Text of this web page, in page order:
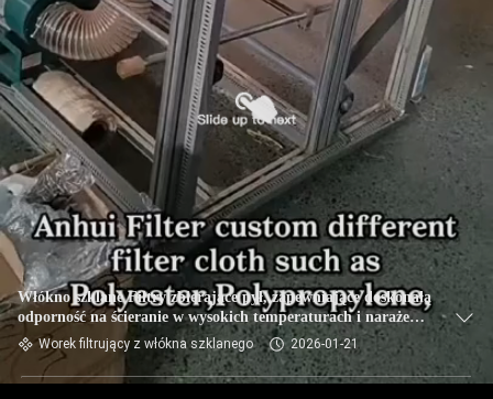
SKONTAKTUJ
SIĘ
Z
NAMI
AKTUALNOŚCI
POPROSIĆ
O
WYCENĘ
Włókno szklane Filtry zbierające pył, zapewniające doskonałą
odporność na ścieranie w wysokich temperaturach i narażenie
na działanie chemiczne
Worek filtrujący z włókna szklanego 2026-01-21